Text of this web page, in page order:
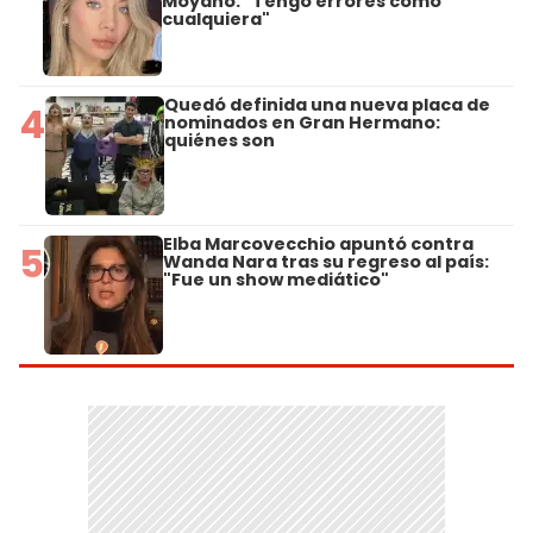
cualquiera"
4 Quedó definida una nueva placa de
nominados en Gran Hermano:
quiénes son
5 Elba Marcovecchio apuntó contra
Wanda Nara tras su regreso al país:
"Fue un show mediático"